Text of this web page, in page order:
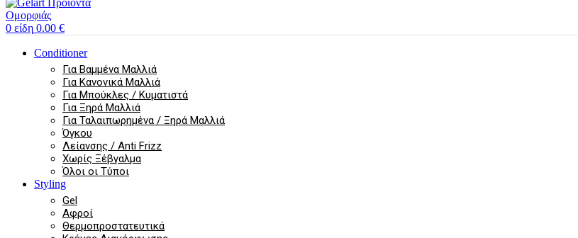
0 είδη 0.00 €
Conditioner
Για Βαμμένα Μαλλιά
Για Κανονικά Μαλλιά
Για Μπούκλες / Κυματιστά
Για Ξηρά Μαλλιά
Για Ταλαιπωρημένα / Ξηρά Μαλλιά
Όγκου
Λείανσης / Anti Frizz
Χωρίς Ξέβγαλμα
Όλοι οι Τύποι
Styling
Gel
Αφροί
Θερμοπροστατευτικά